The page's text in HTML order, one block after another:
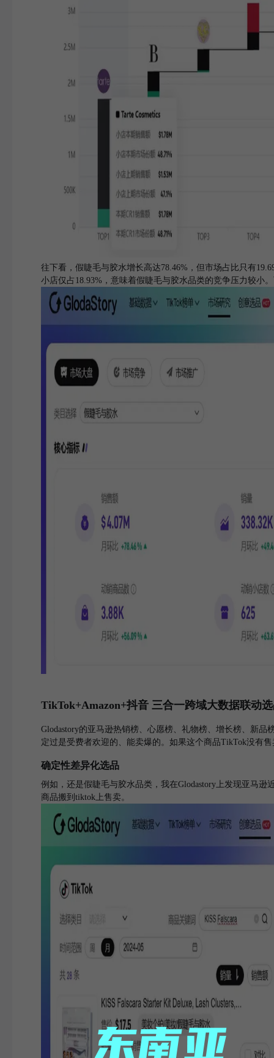
往下看，假睫毛与胶水增长高达78.46%，但市场占比只有
小店仅占18.93%，意味着假睫毛与胶水品类的竞争压力较小
TikTok+Amazon+抖音 三合一跨域大数据联动
Glodastory的亚马逊热销榜、心愿榜、礼物榜、增长榜、新
定过是受费者欢迎的、能卖爆的。如果这个商品TikTok没有
确定性差异化选品
例如，还是假睫毛与胶水品类，我在Glodastory上发现亚马
商品搬到tiktok上售卖。